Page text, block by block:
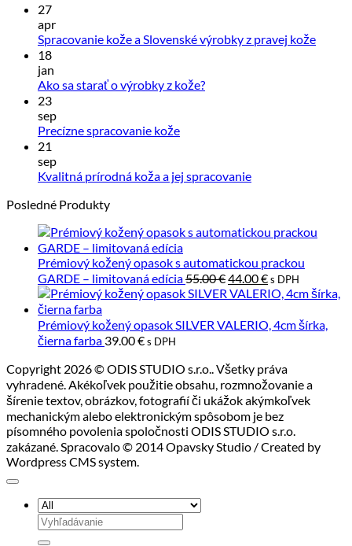
27
apr
Spracovanie kože a Slovenské výrobky z pravej kožeŽiadne
18
jan
Ako sa starať o výrobky z kože?Žiadne
o
23
sep
Precízne spracovanie kožeŽiadne
Precízne
21
sep
Kvalitná prírodná koža a jej spracovanieŽiadne
prírodná
a
jej
spracovanie
Posledné Produkty
Prémiový kožený opasok s automatickou prackou
GARDE – limitovaná edícia55.00€Pôvodná
cena
55.00 €.
44.00€Aktuálna
cena
44.00 €.
s DPH
Prémiový kožený opasok SILVER VALERIO, 4cm šírka,
čierna farba 39.00€s DPH
Copyright 2026 © ODIS STUDIO s.r.o.. Všetky práva
vyhradené. Akékoľvek použitie obsahu, rozmnožovanie a
šírenie textov, obrázkov, fotografií či ukážok akýmkoľvek
mechanickým alebo elektronickým spôsobom je bez
písomného povolenia spoločnosti ODIS STUDIO s.r.o.
zakázané. Spracovalo © 2014 Opavsky Studio / Created by
Wordpress CMS system.
Hľadať: